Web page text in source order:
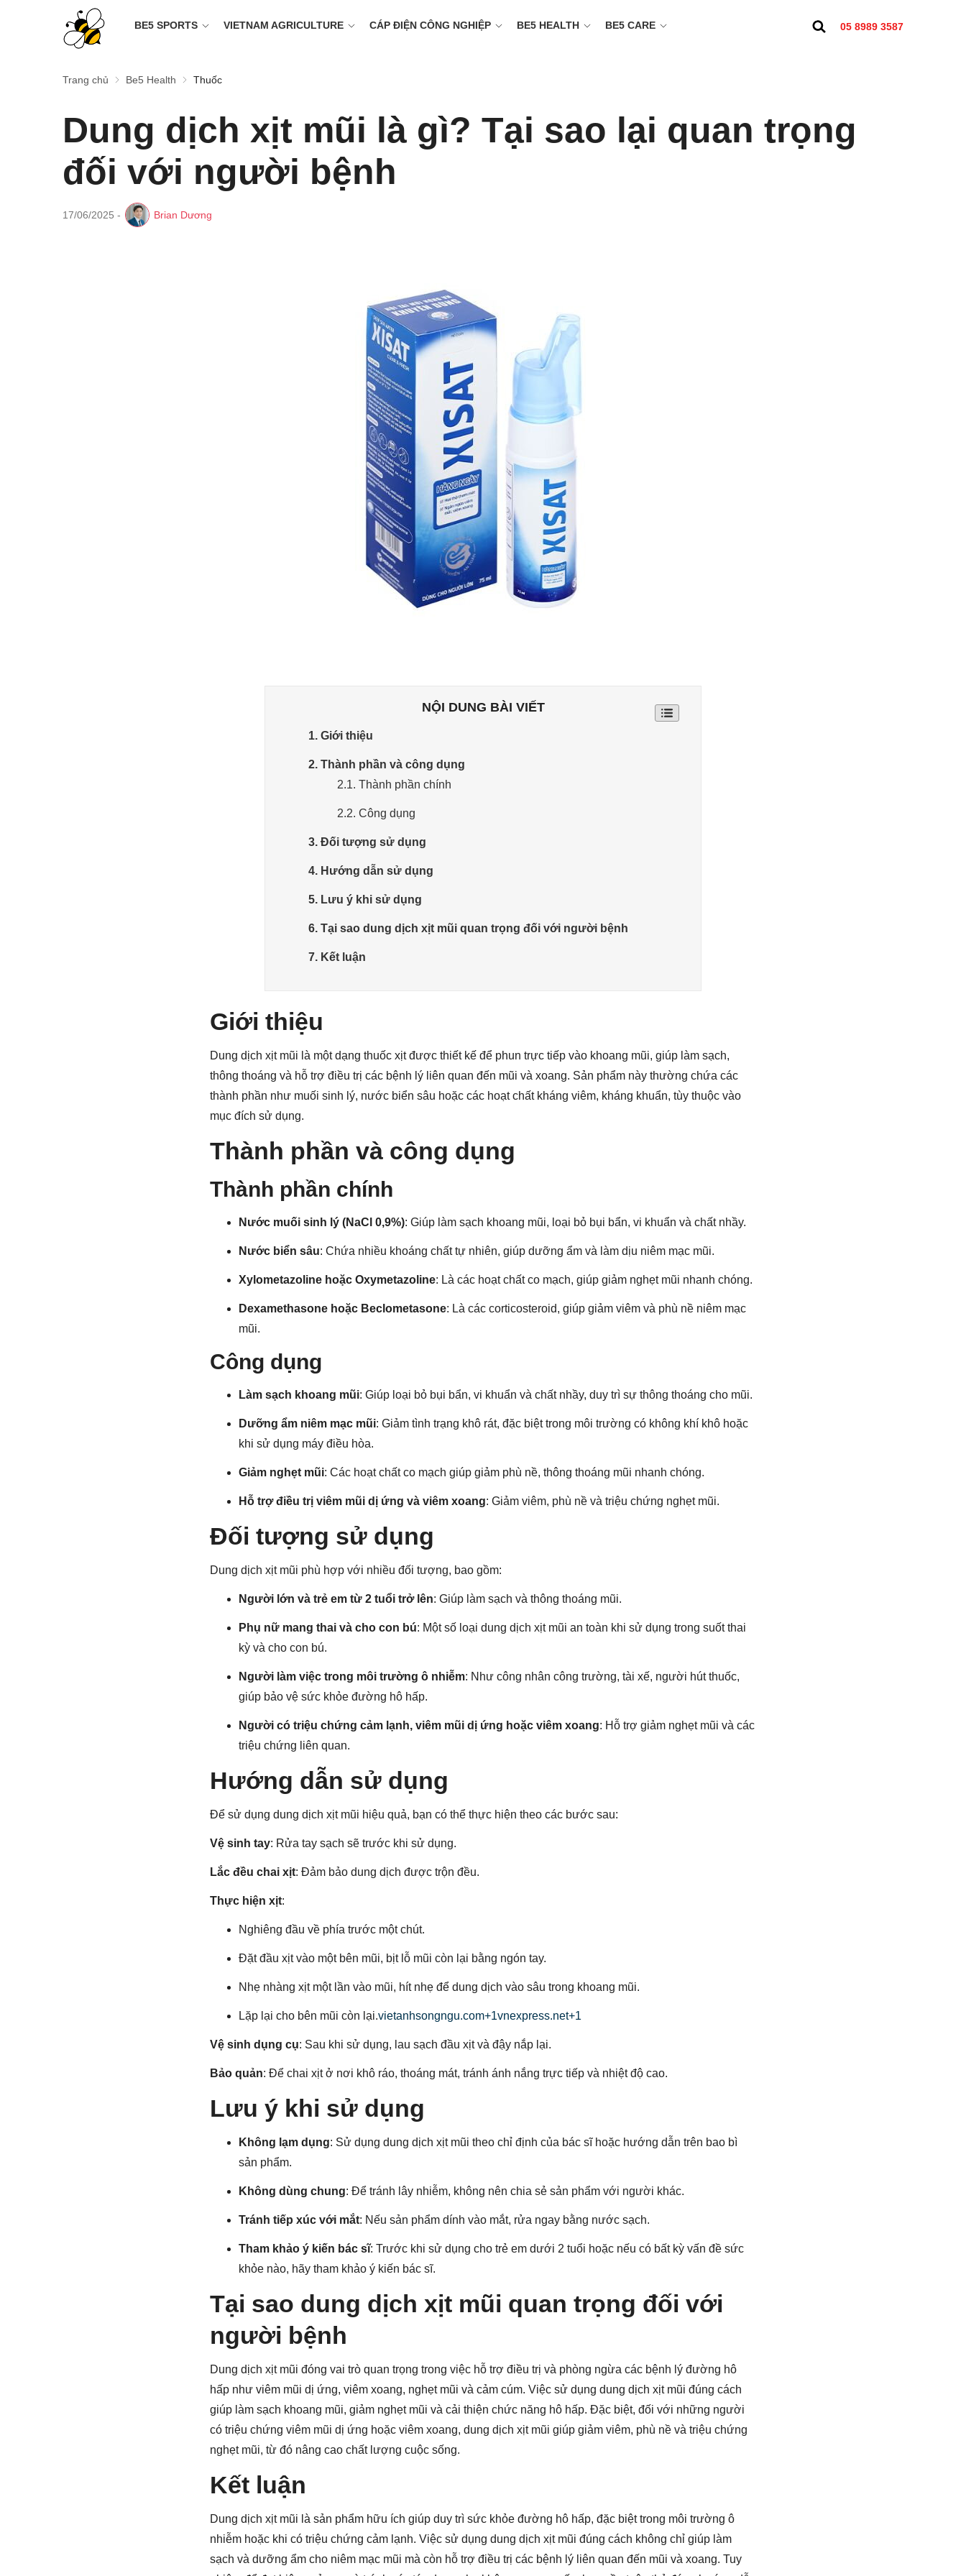
BE5 SPORTS VIETNAM AGRICULTURE CÁP ĐIỆN CÔNG NGHIỆP BE5 HEALTH BE5 CARE 05 8989 3587
Trang chủ Be5 Health Thuốc
Dung dịch xịt mũi là gì? Tại sao lại quan trọng
đối với người bệnh
17/06/2025 - Brian Dương
NỘI DUNG BÀI VIẾT
1. Giới thiệu
2. Thành phần và công dụng
2.1. Thành phần chính
2.2. Công dụng
3. Đối tượng sử dụng
4. Hướng dẫn sử dụng
5. Lưu ý khi sử dụng
6. Tại sao dung dịch xịt mũi quan trọng đối với người bệnh
7. Kết luận
Giới thiệu
Dung dịch xịt mũi là một dạng thuốc xịt được thiết kế để phun trực tiếp vào khoang mũi, giúp làm sạch,
thông thoáng và hỗ trợ điều trị các bệnh lý liên quan đến mũi và xoang. Sản phẩm này thường chứa các
thành phần như muối sinh lý, nước biển sâu hoặc các hoạt chất kháng viêm, kháng khuẩn, tùy thuộc vào
mục đích sử dụng.
Thành phần và công dụng
Thành phần chính
Nước muối sinh lý (NaCl 0,9%): Giúp làm sạch khoang mũi, loại bỏ bụi bẩn, vi khuẩn và chất nhầy.
Nước biển sâu: Chứa nhiều khoáng chất tự nhiên, giúp dưỡng ẩm và làm dịu niêm mạc mũi.
Xylometazoline hoặc Oxymetazoline: Là các hoạt chất co mạch, giúp giảm nghẹt mũi nhanh chóng.
Dexamethasone hoặc Beclometasone: Là các corticosteroid, giúp giảm viêm và phù nề niêm mạc
mũi.
Công dụng
Làm sạch khoang mũi: Giúp loại bỏ bụi bẩn, vi khuẩn và chất nhầy, duy trì sự thông thoáng cho mũi.
Dưỡng ẩm niêm mạc mũi: Giảm tình trạng khô rát, đặc biệt trong môi trường có không khí khô hoặc
khi sử dụng máy điều hòa.
Giảm nghẹt mũi: Các hoạt chất co mạch giúp giảm phù nề, thông thoáng mũi nhanh chóng.
Hỗ trợ điều trị viêm mũi dị ứng và viêm xoang: Giảm viêm, phù nề và triệu chứng nghẹt mũi.
Đối tượng sử dụng
Dung dịch xịt mũi phù hợp với nhiều đối tượng, bao gồm:
Người lớn và trẻ em từ 2 tuổi trở lên: Giúp làm sạch và thông thoáng mũi.
Phụ nữ mang thai và cho con bú: Một số loại dung dịch xịt mũi an toàn khi sử dụng trong suốt thai
kỳ và cho con bú.
Người làm việc trong môi trường ô nhiễm: Như công nhân công trường, tài xế, người hút thuốc,
giúp bảo vệ sức khỏe đường hô hấp.
Người có triệu chứng cảm lạnh, viêm mũi dị ứng hoặc viêm xoang: Hỗ trợ giảm nghẹt mũi và các
triệu chứng liên quan.
Hướng dẫn sử dụng
Để sử dụng dung dịch xịt mũi hiệu quả, bạn có thể thực hiện theo các bước sau:
Vệ sinh tay: Rửa tay sạch sẽ trước khi sử dụng.
Lắc đều chai xịt: Đảm bảo dung dịch được trộn đều.
Thực hiện xịt:
Nghiêng đầu về phía trước một chút.
Đặt đầu xịt vào một bên mũi, bịt lỗ mũi còn lại bằng ngón tay.
Nhẹ nhàng xịt một lần vào mũi, hít nhẹ để dung dịch vào sâu trong khoang mũi.
Lặp lại cho bên mũi còn lại.vietanhsongngu.com+1vnexpress.net+1
Vệ sinh dụng cụ: Sau khi sử dụng, lau sạch đầu xịt và đậy nắp lại.
Bảo quản: Để chai xịt ở nơi khô ráo, thoáng mát, tránh ánh nắng trực tiếp và nhiệt độ cao.
Lưu ý khi sử dụng
Không lạm dụng: Sử dụng dung dịch xịt mũi theo chỉ định của bác sĩ hoặc hướng dẫn trên bao bì
sản phẩm.
Không dùng chung: Để tránh lây nhiễm, không nên chia sẻ sản phẩm với người khác.
Tránh tiếp xúc với mắt: Nếu sản phẩm dính vào mắt, rửa ngay bằng nước sạch.
Tham khảo ý kiến bác sĩ: Trước khi sử dụng cho trẻ em dưới 2 tuổi hoặc nếu có bất kỳ vấn đề sức
khỏe nào, hãy tham khảo ý kiến bác sĩ.
Tại sao dung dịch xịt mũi quan trọng đối với
người bệnh
Dung dịch xịt mũi đóng vai trò quan trọng trong việc hỗ trợ điều trị và phòng ngừa các bệnh lý đường hô
hấp như viêm mũi dị ứng, viêm xoang, nghẹt mũi và cảm cúm. Việc sử dụng dung dịch xịt mũi đúng cách
giúp làm sạch khoang mũi, giảm nghẹt mũi và cải thiện chức năng hô hấp. Đặc biệt, đối với những người
có triệu chứng viêm mũi dị ứng hoặc viêm xoang, dung dịch xịt mũi giúp giảm viêm, phù nề và triệu chứng
nghẹt mũi, từ đó nâng cao chất lượng cuộc sống.
Kết luận
Dung dịch xịt mũi là sản phẩm hữu ích giúp duy trì sức khỏe đường hô hấp, đặc biệt trong môi trường ô
nhiễm hoặc khi có triệu chứng cảm lạnh. Việc sử dụng dung dịch xịt mũi đúng cách không chỉ giúp làm
sạch và dưỡng ẩm cho niêm mạc mũi mà còn hỗ trợ điều trị các bệnh lý liên quan đến mũi và xoang. Tuy